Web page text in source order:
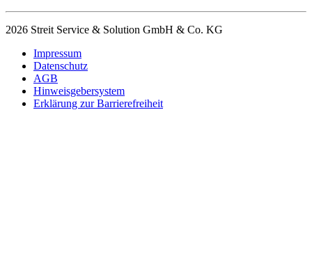
2026 Streit Service & Solution GmbH & Co. KG
Impressum
Datenschutz
AGB
Hinweisgebersystem
Erklärung zur Barrierefreiheit